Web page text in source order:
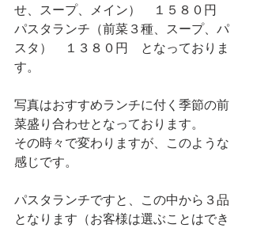
せ、スープ、メイン）　１５８０円
パスタランチ（前菜３種、スープ、パ
スタ）　１３８０円　となっておりま
す。
写真はおすすめランチに付く季節の前
菜盛り合わせとなっております。
その時々で変わりますが、このような
感じです。
パスタランチですと、この中から３品
となります（お客様は選ぶことはでき